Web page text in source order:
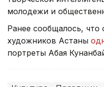
молодежи и
Ранее сообщалось, что
художников Астаны
портреты Абая